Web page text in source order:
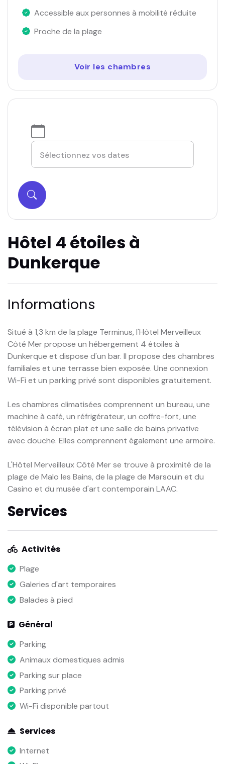
Hôtel 4 étoiles à
Dunkerque
Informations
Situé à 1,3 km de la plage Terminus, l'Hôtel Merveilleux
Côté Mer propose un hébergement 4 étoiles à
Dunkerque et dispose d'un bar. Il propose des chambres
familiales et une terrasse bien exposée. Une connexion
Wi-Fi et un parking privé sont disponibles gratuitement.
Les chambres climatisées comprennent un bureau, une
machine à café, un réfrigérateur, un coffre-fort, une
télévision à écran plat et une salle de bains privative
avec douche. Elles comprennent également une armoire.
L'Hôtel Merveilleux Côté Mer se trouve à proximité de la
plage de Malo les Bains, de la plage de Marsouin et du
Casino et du musée d'art contemporain LAAC.
Services
Activités
Plage
Galeries d'art temporaires
Balades à pied
Général
Parking
Animaux domestiques admis
Parking sur place
Parking privé
Wi-Fi disponible partout
Services
Internet
Accessible aux personnes à mobilité réduite
Proche de la plage
Voir les chambres